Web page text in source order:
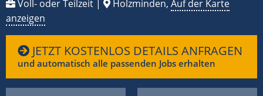
Voll- oder Teilzeit | Holzminden, Auf der Karte
anzeigen
JETZT KOSTENLOS DETAILS ANFRAGEN
und automatisch alle passenden Jobs erhalten